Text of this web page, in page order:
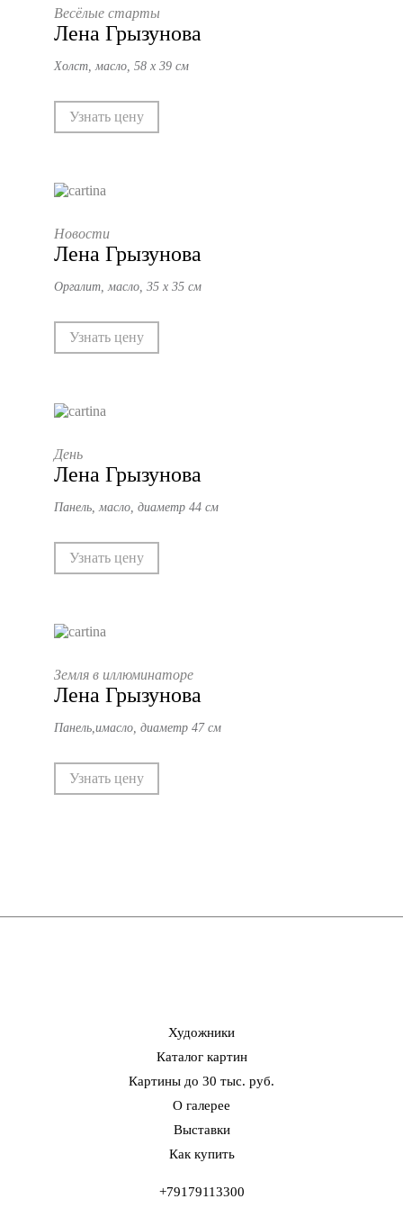
Весёлые старты
Лена Грызунова
Холст, масло, 58 х 39 см
Узнать цену
Новости
Лена Грызунова
Оргалит, масло, 35 х 35 см
Узнать цену
День
Лена Грызунова
Панель, масло, диаметр 44 см
Узнать цену
Земля в иллюминаторе
Лена Грызунова
Панель,имасло, диаметр 47 см
Узнать цену
Художники
Каталог картин
Картины до 30 тыс. руб.
О галерее
Выставки
Как купить
+79179113300